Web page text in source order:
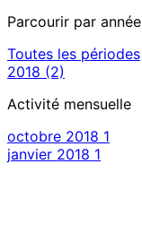
Parcourir par année
Toutes les périodes
2018 (2)
Activité mensuelle
octobre 2018 1
janvier 2018 1